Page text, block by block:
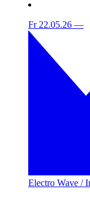
Fr 22.05.26 —
Electro Wave /